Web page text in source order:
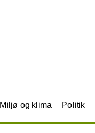
Miljø og klima Politik